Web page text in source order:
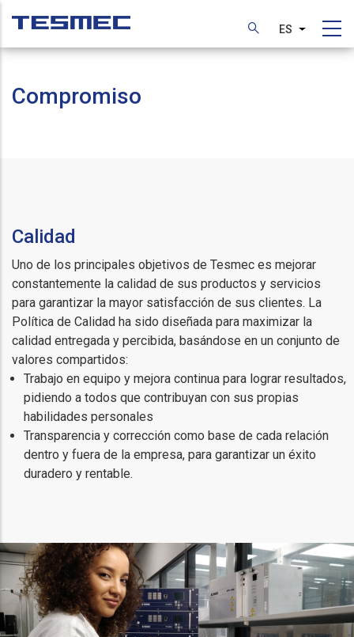
contenido
ES Lista
Compromiso
Calidad
Uno de los principales objetivos de Tesmec es mejorar
constantemente la calidad de sus productos y servicios
para garantizar la mayor satisfacción de sus clientes. La
Política de Calidad ha sido diseñada para maximizar la
calidad entregada y percibida, basándose en un conjunto de
valores compartidos:
Trabajo en equipo y mejora continua para lograr resultados,
pidiendo a todos que contribuyan con sus propias
habilidades personales
Transparencia y corrección como base de cada relación
dentro y fuera de la empresa, para garantizar un éxito
duradero y rentable.